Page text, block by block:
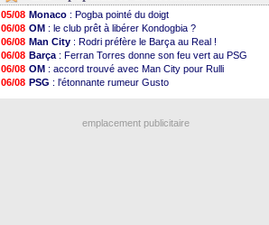
16h27 Rennes: Haise a prolongé (officiel)
16h22
Palace : Tomiyasu a convaincu (officiel)
16h07
OM : B. Genesio - "ce n'est pas idéal"
15h46
TFC: Sion Oppong signe pour 4 ans (officiel)
15h41
PSG: Liverpool va proposer 115 M€ pour ...
15h20
Norvège: la démission d'Infantino réclamée
14h55
PSG : Mbaye, deux pistes se détachent
: Zhegrova très clair sur son futur
05/08 Monaco : Pogba pointé du doigt
06/08 OM : le club prêt à libérer Kondogbia ?
06/08 Man City : Rodri préfère le Barça au Real !
06/08 Barça : Ferran Torres donne son feu vert au PSG
06/08 OM : accord trouvé avec Man City pour Rulli
06/08 PSG : l'étonnante rumeur Gusto
emplacement publicitaire